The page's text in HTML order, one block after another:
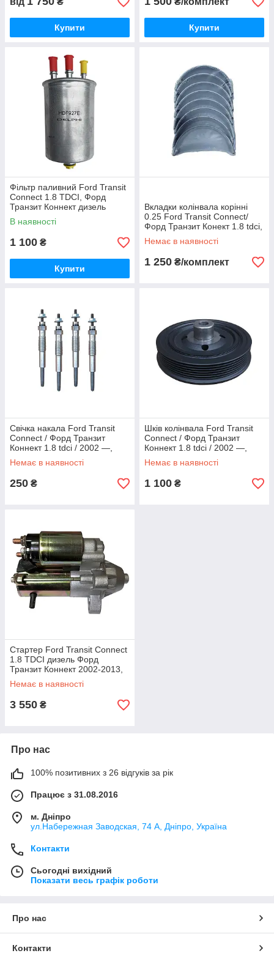
Купити Купити
Фільтр паливний Ford Transit
Connect 1.8 TDCI, Форд
Транзит Коннект дизель
2002-2013, 2T149155B1E /
1480495
В наявності
1 100 ₴
Купити
Вкладки колінвала корінні
0.25 Ford Transit Connect/
Форд Транзит Конект 1.8 tdci,
з 2002- 2011 рр.
Немає в наявності
1 250 ₴/комплект
Свічка накала Ford Transit
Connect / Форд Транзит
Коннект 1.8 tdci / 2002 —,
XS4U6M090AB / 1079401
Немає в наявності
250 ₴
Шків колінвала Ford Transit
Connect / Форд Транзит
Коннект 1.8 tdci / 2002 —,
4M5Q6B319BA / 1339469
Немає в наявності
1 100 ₴
Стартер Ford Transit Connect
1.8 TDCI дизель Форд
Транзит Коннект 2002-2013,
2T1411000BC
Немає в наявності
3 550 ₴
Про нас
100% позитивних з 26 відгуків за рік
Працює з 31.08.2016
м. Дніпро
ул.Набережная Заводская, 74 А, Дніпро, Україна
Контакти
Сьогодні вихідний
Показати весь графік роботи
Про нас
Контакти